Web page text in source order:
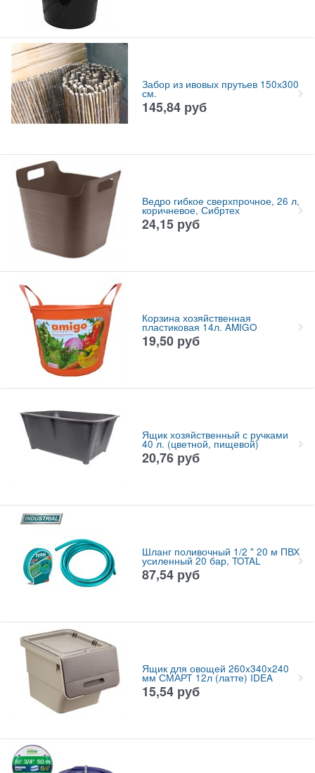
Забор из ивовых прутьев 150х300
см.
145,84 руб
Ведро гибкое сверхпрочное, 26 л,
коричневое, Сибртех
24,15 руб
Корзина хозяйственная
пластиковая 14л. AMIGO
19,50 руб
Ящик хозяйственный с ручками
40 л. (цветной, пищевой)
20,76 руб
Шланг поливочный 1/2 " 20 м ПВХ
усиленный 20 бар, TOTAL
87,54 руб
Ящик для овощей 260x340x240
мм СМАРТ 12л (латте) IDEA
15,54 руб